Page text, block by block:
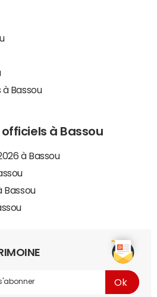
Bassou
à Bassou
à Bassou
Bassou